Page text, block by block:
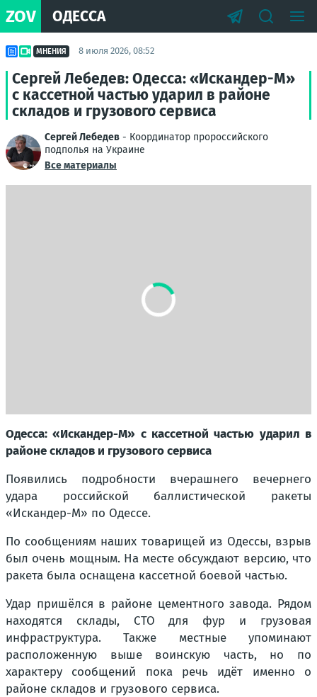
ZOV ОДЕССА
МНЕНИЯ 8 июля 2026, 08:52
Сергей Лебедев: Одесса: «Искандер-М»
с кассетной частью ударил в районе
складов и грузового сервиса
Сергей Лебедев - Координатор пророссийского
подполья на Украине
Все материалы
Одесса: «Искандер-М» с кассетной частью ударил в
районе складов и грузового сервиса
Появились подробности вчерашнего вечернего
удара российской баллистической ракеты
«Искандер-М» по Одессе.
По сообщениям наших товарищей из Одессы, взрыв
был очень мощным. На месте обсуждают версию, что
ракета была оснащена кассетной боевой частью.
Удар пришёлся в районе цементного завода. Рядом
находятся склады, СТО для фур и грузовая
инфраструктура. Также местные упоминают
расположенную выше воинскую часть, но по
характеру сообщений пока речь идёт именно о
районе складов и грузового сервиса.